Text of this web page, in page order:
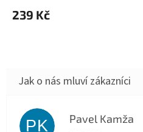
239 Kč
PK Pavel Kamža